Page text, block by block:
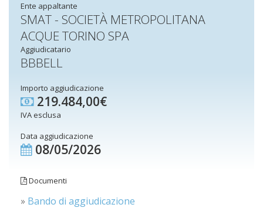
Ente appaltante
SMAT - SOCIETÀ METROPOLITANA
ACQUE TORINO SPA
Aggiudicatario
BBBELL
Importo aggiudicazione
219.484,00€
IVA esclusa
Data aggiudicazione
08/05/2026
Documenti
» Bando di aggiudicazione